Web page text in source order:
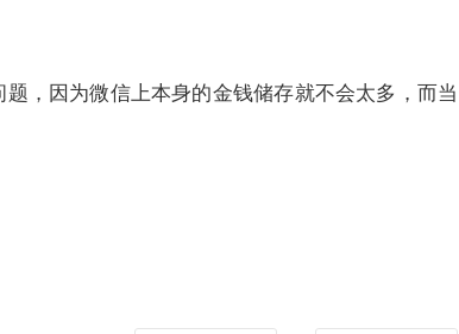
，因为微信上本身的金钱储存就不会太多，而当